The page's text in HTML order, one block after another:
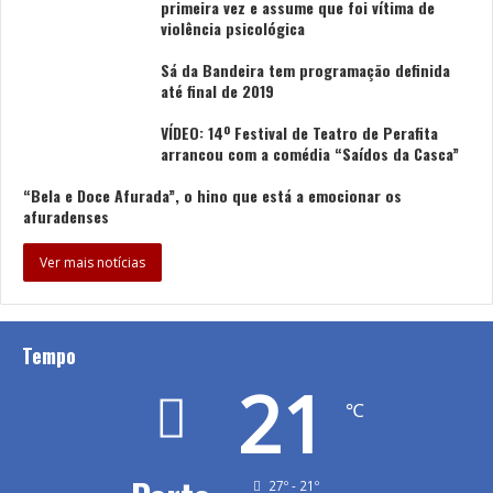
O encontro inclui ainda um momento musical
com o pré-lançamento do livro “Uma Casa, no tempo”,
Uma iniciativa que sublinha o papel dos arquivos
enquanto garantes da memória coletiva e pontes entre
o passado e o presente.
Arquivos do Porto Bibliotecas
Museus
primeira vez e assume que foi vítima de
violência psicológica
Sá da Bandeira tem programação definida
até final de 2019
VÍDEO: 14º Festival de Teatro de Perafita
arrancou com a comédia “Saídos da Casca”
“Bela e Doce Afurada”, o hino que está a emocionar os
afuradenses
Ver mais notícias
Tempo
21 ℃
27º - 21º